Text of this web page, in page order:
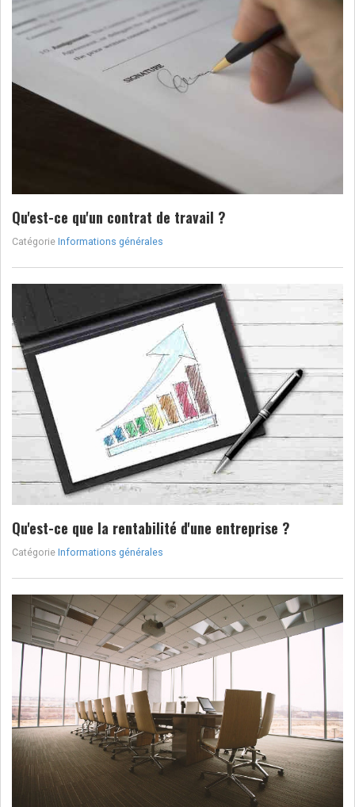
Qu'est-ce qu'un contrat de travail ?
Catégorie Informations générales
Qu'est-ce que la rentabilité d'une entreprise ?
Catégorie Informations générales